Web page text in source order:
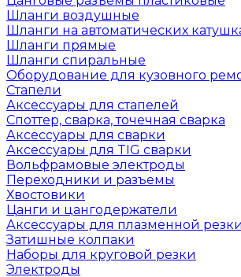
Шланги воздушные
Шланги на автоматических
Шланги прямые
Шланги спиральные
Оборудование для кузовного
Стапели
Аксессуары для стапелей
Споттер, сварка, точечная сварка
Аксессуары для сварки
Аксессуары для TIG сварки
Вольфрамовые электроды
Переходники и разъемы
Хвостовики
Цанги и цангодержатели
Аксессуары для плазменной резки
Затишные колпаки
Наборы для круговой резки
Электроды